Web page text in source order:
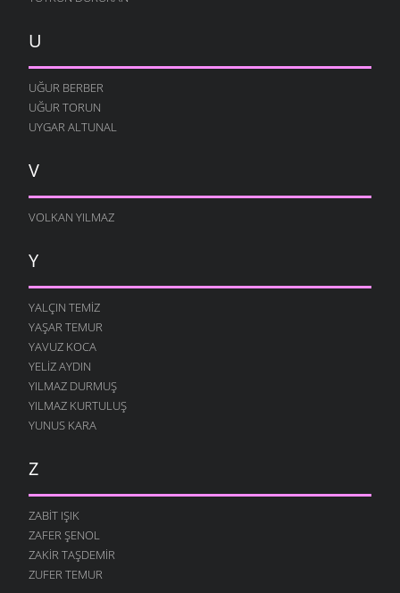
U
UĞUR BERBER
UĞUR TORUN
UYGAR ALTUNAL
V
VOLKAN YILMAZ
Y
YALÇIN TEMIZ
YAŞAR TEMUR
YAVUZ KOCA
YELIZ AYDIN
YILMAZ DURMUŞ
YILMAZ KURTULUŞ
YUNUS KARA
Z
ZABIT IŞIK
ZAFER ŞENOL
ZAKIR TAŞDEMIR
ZUFER TEMUR